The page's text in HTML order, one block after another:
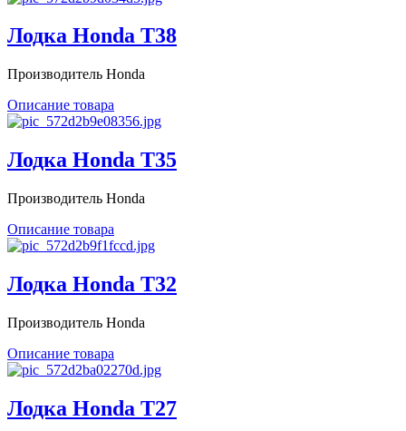
Лодка Honda T38
Производитель Honda
Описание товара
Лодка Honda T35
Производитель Honda
Описание товара
Лодка Honda T32
Производитель Honda
Описание товара
Лодка Honda T27